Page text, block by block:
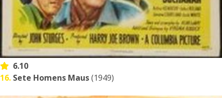
6.10
16. Sete Homens Maus(1949)